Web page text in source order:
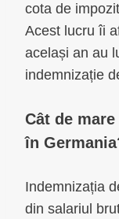
cota de
Acest lucru îi
același an au
indemnizație
Cât de
în
Indemnizația
din salariul